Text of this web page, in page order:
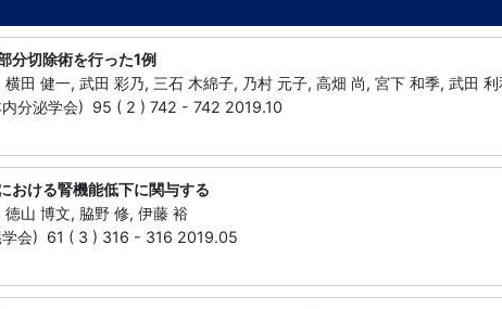
分切除術を行った1例
横田 健一, 武田 彩乃, 三石 木綿子, 乃村 元子, 高畑 尚, 宮下 和季, 武田
内分泌学会) 95 ( 2 ) 742 - 742 2019.10
おける腎機能低下に関与する
山 博文, 脇野 修, 伊藤 裕
学会) 61 ( 3 ) 316 - 316 2019.05